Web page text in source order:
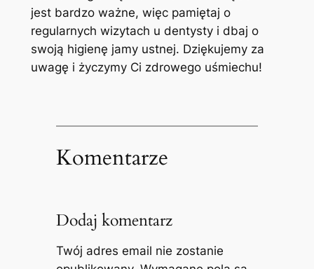
jest bardzo ważne, więc pamiętaj o
⁤regularnych wizytach u dentysty i dbaj o
swoją higienę jamy ustnej. Dziękujemy ​za
uwagę i życzymy Ci zdrowego uśmiechu!
Komentarze
Dodaj komentarz
Twój adres email nie zostanie